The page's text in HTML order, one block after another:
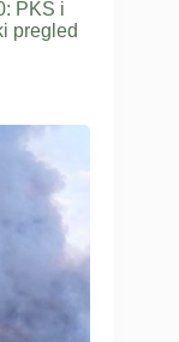
PKS i
pregled